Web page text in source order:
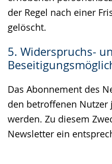
der Regel nach einer
gelöscht.
5. Widerspruchs-
Das Abonnement des
den betroffenen Nutzer
werden. Zu diesem
Newsletter ein